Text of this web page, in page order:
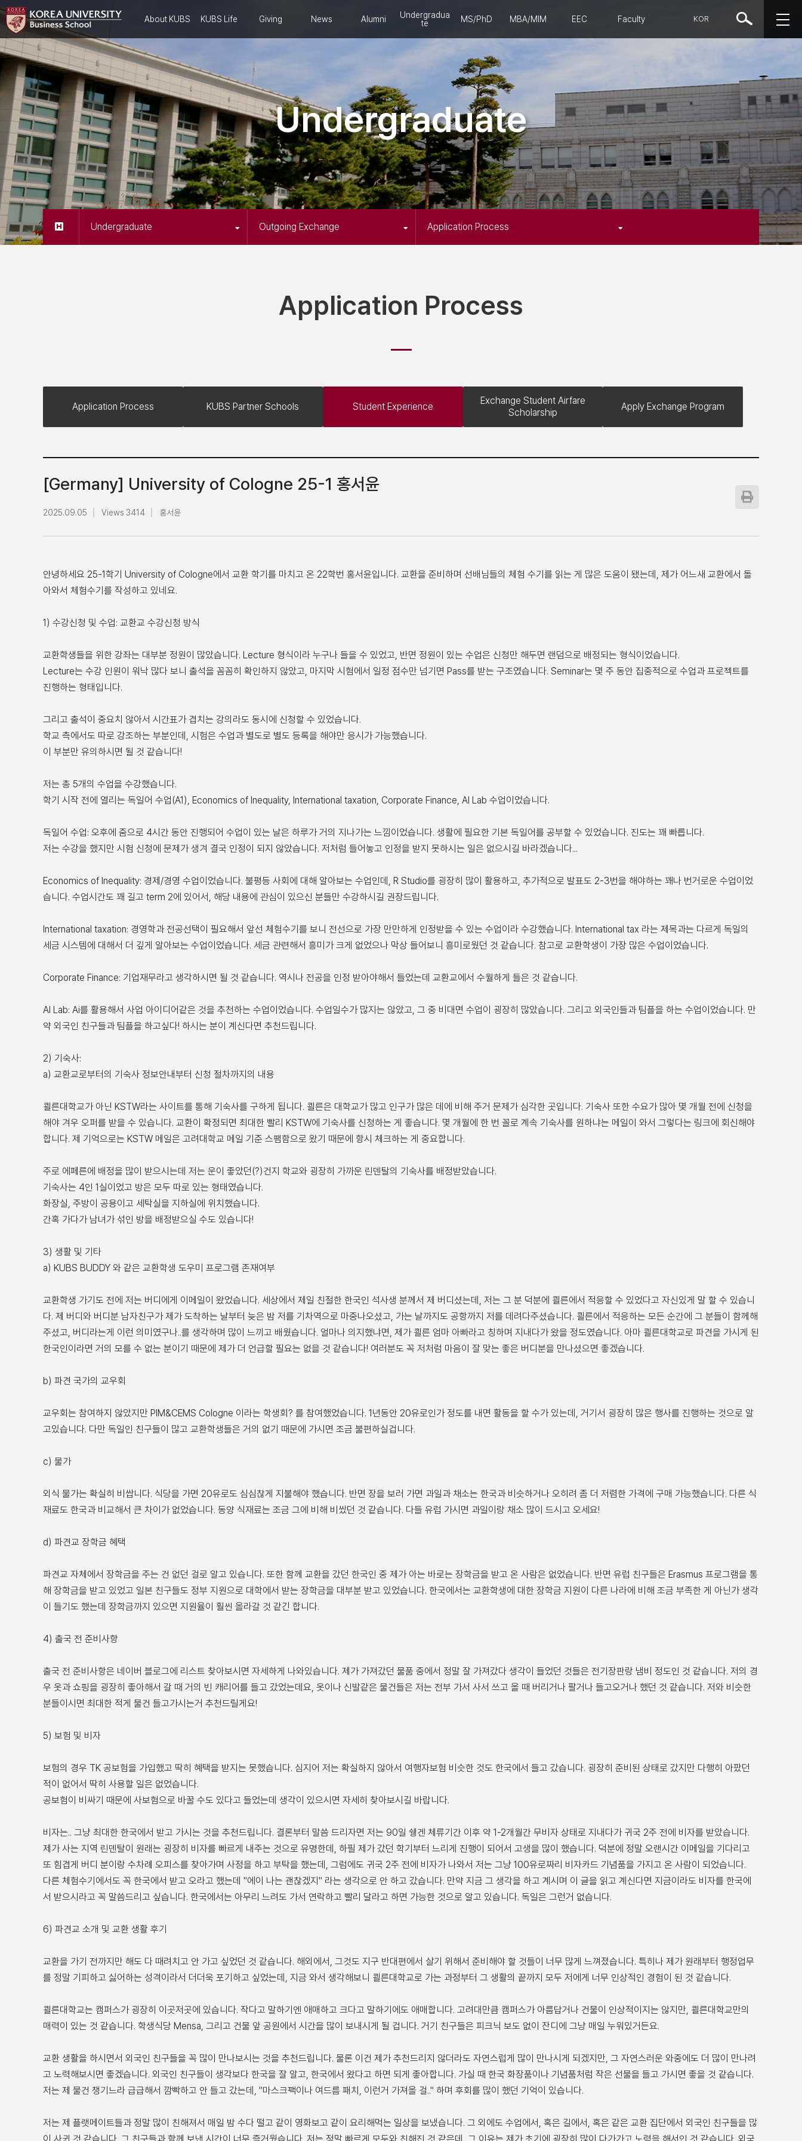
About KUBS KUBS Life Giving News Alumni
Undergradua
te
MS/PhD MBA/MIM EEC Faculty KOR
Undergraduate
Undergraduate Outgoing Exchange Application Process
Application Process
Application Process KUBS Partner Schools Student Experience
Exchange Student Airfare
Scholarship
Apply Exchange Program
[Germany] University of Cologne 25-1 홍서윤
2025.09.05 Views 3414 홍서윤
안녕하세요 25-1학기 University of Cologne에서 교환 학기를 마치고 온 22학번 홍서윤입니다. 교환을 준비하며 선배님들의 체험 수기를 읽는 게 많은 도움이 됐는데, 제가 어느새 교환에서 돌
아와서 체험수기를 작성하고 있네요.
1) 수강신청 및 수업: 교환교 수강신청 방식
교환학생들을 위한 강좌는 대부분 정원이 많았습니다. Lecture 형식이라 누구나 들을 수 있었고, 반면 정원이 있는 수업은 신청만 해두면 랜덤으로 배정되는 형식이었습니다.
Lecture는 수강 인원이 워낙 많다 보니 출석을 꼼꼼히 확인하지 않았고, 마지막 시험에서 일정 점수만 넘기면 Pass를 받는 구조였습니다. Seminar는 몇 주 동안 집중적으로 수업과 프로젝트를
진행하는 형태입니다.
그리고 출석이 중요치 않아서 시간표가 겹치는 강의라도 동시에 신청할 수 있었습니다.
학교 측에서도 따로 강조하는 부분인데, 시험은 수업과 별도로 별도 등록을 해야만 응시가 가능했습니다.
이 부분만 유의하시면 될 것 같습니다!
저는 총 5개의 수업을 수강했습니다.
학기 시작 전에 열리는 독일어 수업(A1), Economics of Inequality, International taxation, Corporate Finance, AI Lab 수업이었습니다.
독일어 수업: 오후에 줌으로 4시간 동안 진행되어 수업이 있는 날은 하루가 거의 지나가는 느낌이었습니다. 생활에 필요한 기본 독일어를 공부할 수 있었습니다. 진도는 꽤 빠릅니다.
저는 수강을 했지만 시험 신청에 문제가 생겨 결국 인정이 되지 않았습니다. 저처럼 들어놓고 인정을 받지 못하시는 일은 없으시길 바라겠습니다...
Economics of Inequality: 경제/경영 수업이었습니다. 불평등 사회에 대해 알아보는 수업인데, R Studio를 굉장히 많이 활용하고, 추가적으로 발표도 2-3번을 해야하는 꽤나 번거로운 수업이었
습니다. 수업시간도 꽤 길고 term 2에 있어서, 해당 내용에 관심이 있으신 분들만 수강하시길 권장드립니다.
International taxation: 경영학과 전공선택이 필요해서 앞선 체험수기를 보니 전선으로 가장 만만하게 인정받을 수 있는 수업이라 수강했습니다. International tax 라는 제목과는 다르게 독일의
세금 시스템에 대해서 더 깊게 알아보는 수업이었습니다. 세금 관련해서 흥미가 크게 없었으나 막상 들어보니 흥미로웠던 것 같습니다. 참고로 교환학생이 가장 많은 수업이었습니다.
Corporate Finance: 기업재무라고 생각하시면 될 것 같습니다. 역시나 전공을 인정 받아야해서 들었는데 교환교에서 수월하게 들은 것 같습니다.
AI Lab: Ai를 활용해서 사업 아이디어같은 것을 추천하는 수업이었습니다. 수업일수가 많지는 않았고, 그 중 비대면 수업이 굉장히 많았습니다. 그리고 외국인들과 팀플을 하는 수업이었습니다. 만
약 외국인 친구들과 팀플을 하고싶다! 하시는 분이 계신다면 추천드립니다.
2) 기숙사:
a) 교환교로부터의 기숙사 정보안내부터 신청 절차까지의 내용
쾰른대학교가 아닌 KSTW라는 사이트를 통해 기숙사를 구하게 됩니다. 쾰른은 대학교가 많고 인구가 많은 데에 비해 주거 문제가 심각한 곳입니다. 기숙사 또한 수요가 많아 몇 개월 전에 신청을
해야 겨우 오퍼를 받을 수 있습니다. 교환이 확정되면 최대한 빨리 KSTW에 기숙사를 신청하는 게 좋습니다. 몇 개월에 한 번 꼴로 계속 기숙사를 원하냐는 메일이 와서 그렇다는 링크에 회신해야
합니다. 제 기억으로는 KSTW 메일은 고려대학교 메일 기준 스팸함으로 왔기 때문에 항시 체크하는 게 중요합니다.
주로 에페른에 배정을 많이 받으시는데 저는 운이 좋았던(?)건지 학교와 굉장히 가까운 린덴탈의 기숙사를 배정받았습니다.
기숙사는 4인 1실이었고 방은 모두 따로 있는 형태였습니다.
화장실, 주방이 공용이고 세탁실을 지하실에 위치했습니다.
간혹 가다가 남녀가 섞인 방을 배정받으실 수도 있습니다!
3) 생활 및 기타
a) KUBS BUDDY 와 같은 교환학생 도우미 프로그램 존재여부
교환학생 가기도 전에 저는 버디에게 이메일이 왔었습니다. 세상에서 제일 친절한 한국인 석사생 분께서 제 버디셨는데, 저는 그 분 덕분에 쾰른에서 적응할 수 있었다고 자신있게 말 할 수 있습니
다. 제 버디와 버디분 남자친구가 제가 도착하는 날부터 늦은 밤 저를 기차역으로 마중나오셨고, 가는 날까지도 공항까지 저를 데려다주셨습니다. 쾰른에서 적응하는 모든 순간에 그 분들이 함께해
주셨고, 버디라는게 이런 의미였구나..를 생각하며 많이 느끼고 배웠습니다. 얼마나 의지했냐면, 제가 쾰른 엄마 아빠라고 칭하며 지내다가 왔을 정도였습니다. 아마 쾰른대학교로 파견을 가시게 된
한국인이라면 거의 모를 수 없는 분이기 때문에 제가 더 언급할 필요는 없을 것 같습니다! 여러분도 꼭 저처럼 마음이 잘 맞는 좋은 버디분을 만나셨으면 좋겠습니다.
b) 파견 국가의 교우회
교우회는 참여하지 않았지만 PIM&CEMS Cologne 이라는 학생회? 를 참여했었습니다. 1년동안 20유로인가 정도를 내면 활동을 할 수가 있는데, 거기서 굉장히 많은 행사를 진행하는 것으로 알
고있습니다. 다만 독일인 친구들이 많고 교환학생들은 거의 없기 때문에 가시면 조금 불편하실겁니다.
c) 물가
외식 물가는 확실히 비쌉니다. 식당을 가면 20유로도 심심찮게 지불해야 했습니다. 반면 장을 보러 가면 과일과 채소는 한국과 비슷하거나 오히려 좀 더 저렴한 가격에 구매 가능했습니다. 다른 식
재료도 한국과 비교해서 큰 차이가 없었습니다. 동양 식재료는 조금 그에 비해 비쌌던 것 같습니다. 다들 유럽 가시면 과일이랑 채소 많이 드시고 오세요!
d) 파견교 장학금 혜택
파견교 자체에서 장학금을 주는 건 없던 걸로 알고 있습니다. 또한 함께 교환을 갔던 한국인 중 제가 아는 바로는 장학금을 받고 온 사람은 없었습니다. 반면 유럽 친구들은 Erasmus 프로그램을 통
해 장학금을 받고 있었고 일본 친구들도 정부 지원으로 대학에서 받는 장학금을 대부분 받고 있었습니다. 한국에서는 교환학생에 대한 장학금 지원이 다른 나라에 비해 조금 부족한 게 아닌가 생각
이 들기도 했는데 장학금까지 있으면 지원율이 훨씬 올라갈 것 같긴 합니다.
4) 출국 전 준비사항
출국 전 준비사항은 네이버 블로그에 리스트 찾아보시면 자세하게 나와있습니다. 제가 가져갔던 물품 중에서 정말 잘 가져갔다 생각이 들었던 것들은 전기장판랑 냄비 정도인 것 같습니다. 저의 경
우 옷과 쇼핑을 굉장히 좋아해서 갈 때 거의 빈 캐리어를 들고 갔었는데요, 옷이나 신발같은 물건들은 저는 전부 가서 사서 쓰고 올 때 버리거나 팔거나 들고오거나 했던 것 같습니다. 저와 비슷한
분들이시면 최대한 적게 물건 들고가시는거 추천드릴게요!
5) 보험 및 비자
보험의 경우 TK 공보험을 가입했고 딱히 혜택을 받지는 못했습니다. 심지어 저는 확실하지 않아서 여행자보험 비슷한 것도 한국에서 들고 갔습니다. 굉장히 준비된 상태로 갔지만 다행히 아팠던
적이 없어서 딱히 사용할 일은 없었습니다.
공보험이 비싸기 때문에 사보험으로 바꿀 수도 있다고 들었는데 생각이 있으시면 자세히 찾아보시길 바랍니다.
비자는.. 그냥 최대한 한국에서 받고 가시는 것을 추천드립니다. 결론부터 말씀 드리자면 저는 90일 쉥겐 체류기간 이후 약 1-2개월간 무비자 상태로 지내다가 귀국 2주 전에 비자를 받았습니다.
제가 사는 지역 린덴탈이 원래는 굉장히 비자를 빠르게 내주는 것으로 유명한데, 하필 제가 갔던 학기부터 느리게 진행이 되어서 고생을 많이 했습니다. 덕분에 정말 오랜시간 이메일을 기다리고
또 힘겹게 버디 분이랑 수차례 오피스를 찾아가며 사정을 하고 부탁을 했는데, 그럼에도 귀국 2주 전에 비자가 나와서 저는 그냥 100유로짜리 비자카드 기념품을 가지고 온 사람이 되었습니다.
다른 체험수기에서도 꼭 한국에서 받고 오라고 했는데 "에이 나는 괜찮겠지" 라는 생각으로 안 하고 갔습니다. 만약 지금 그 생각을 하고 계시며 이 글을 읽고 계신다면 지금이라도 비자를 한국에
서 받으시라고 꼭 말씀드리고 싶습니다. 한국에서는 아무리 느려도 가서 연락하고 빨리 달라고 하면 가능한 것으로 알고 있습니다. 독일은 그런거 없습니다.
6) 파견교 소개 및 교환 생활 후기
교환을 가기 전까지만 해도 다 때려치고 안 가고 싶었던 것 같습니다. 해외에서, 그것도 지구 반대편에서 살기 위해서 준비해야 할 것들이 너무 많게 느껴졌습니다. 특히나 제가 원래부터 행정업무
를 정말 기피하고 싫어하는 성격이라서 더더욱 포기하고 싶었는데, 지금 와서 생각해보니 쾰른대학교로 가는 과정부터 그 생활의 끝까지 모두 저에게 너무 인상적인 경험이 된 것 같습니다.
쾰른대학교는 캠퍼스가 굉장히 이곳저곳에 있습니다. 작다고 말하기엔 애매하고 크다고 말하기에도 애매합니다. 고려대만큼 캠퍼스가 아름답거나 건물이 인상적이지는 않지만, 쾰른대학교만의
매력이 있는 것 같습니다. 학생식당 Mensa, 그리고 건물 앞 공원에서 시간을 많이 보내시게 될 겁니다. 거기 친구들은 피크닉 보도 없이 잔디에 그냥 매일 누워있거든요.
교환 생활을 하시면서 외국인 친구들을 꼭 많이 만나보시는 것을 추천드립니다. 물론 이건 제가 추천드리지 않더라도 자연스럽게 많이 만나시게 되겠지만, 그 자연스러운 와중에도 더 많이 만나려
고 노력해보시면 좋겠습니다. 외국인 친구들이 생각보다 한국을 잘 알고, 한국에서 왔다고 하면 되게 좋아합니다. 가실 때 한국 화장품이나 기념품처럼 작은 선물을 들고 가시면 좋을 것 같습니다.
저는 제 물건 챙기느라 급급해서 깜빡하고 안 들고 갔는데, "마스크팩이나 여드름 패치, 이런거 가져올 걸.." 하며 후회를 많이 했던 기억이 있습니다.
저는 제 플랫메이트들과 정말 많이 친해져서 매일 밤 수다 떨고 같이 영화보고 같이 요리해먹는 일상을 보냈습니다. 그 외에도 수업에서, 혹은 길에서, 혹은 같은 교환 집단에서 외국인 친구들을 많